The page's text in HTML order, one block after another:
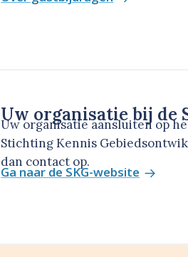
Uw organisatie bij de
Uw organisatie aansluiten op
Stichting Kennis
dan contact op.
Ga naar de SKG-website